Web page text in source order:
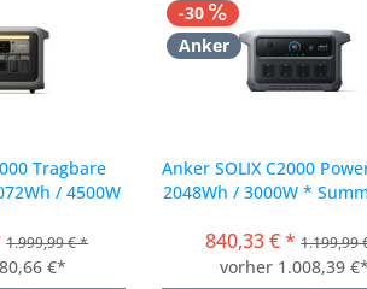
Tragbare
/ 4500W
1.999,99 € *
€*
-30
Anker
Anker SOLIX C2000
2048Wh / 3000W *
840,33 € * 1.199,99
vorher 1.008,39 €*